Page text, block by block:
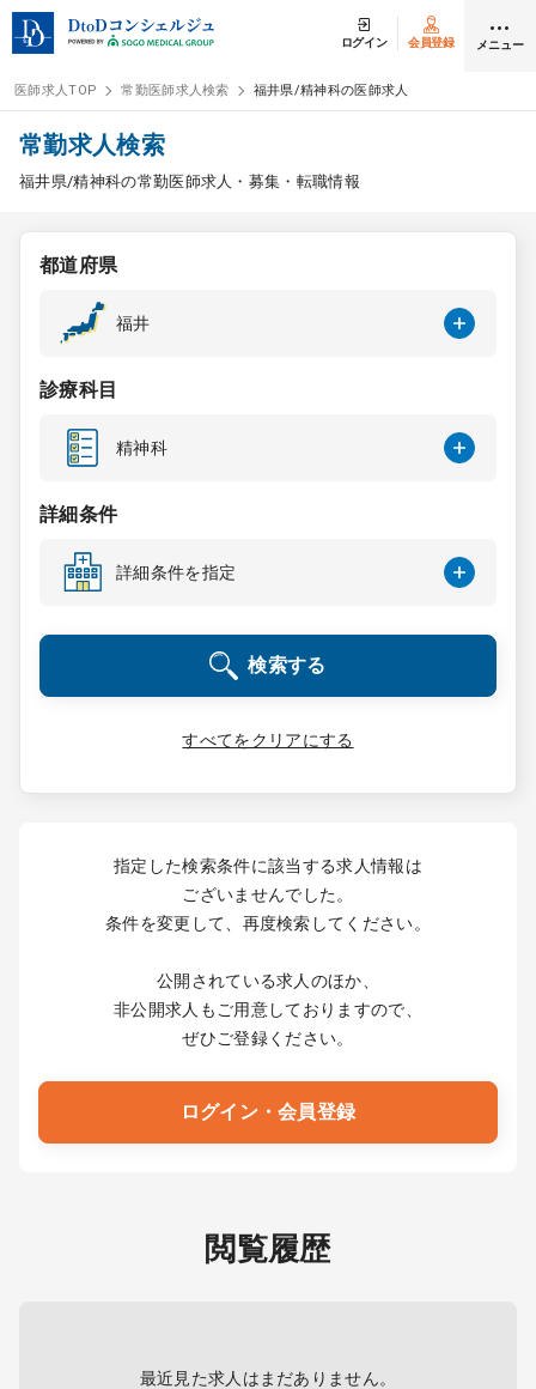
ログイン 会員登録 メニュー
ログイン
医師求人
常勤検索
スポット検索
DtoDの転職・
コンサルタント
成功事例
転職ノウハウ
受付時間 9:00 ～ 18:00（平日）
クリニック開業
医師求人TOP 常勤医師求人検索 福井県/精神科の医師求人
常勤求人検索
福井県/精神科の常勤医師求人・募集・転職情報
都道府県
福井
診療科目
精神科
詳細条件
詳細条件を指定
検索する
すべてをクリアにする
指定した検索条件に該当する求人情報は
ございませんでした。
条件を変更して、再度検索してください。
公開されている求人のほか、
非公開求人もご用意しておりますので、
ぜひご登録ください。
ログイン・会員登録
閲覧履歴
最近見た求人はまだありません。